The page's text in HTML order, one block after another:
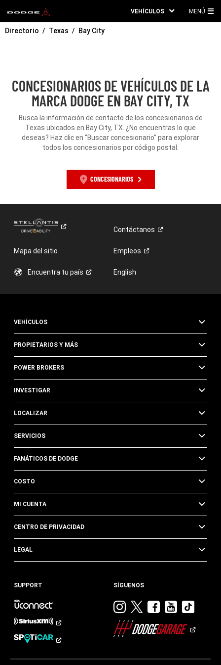
VEHÍCULOS MENÚ
Directorio Texas Bay City
CONCESIONARIOS DE VEHÍCULOS DE LA
MARCA DODGE EN BAY CITY, TX
Busca la información de contacto de los concesionarios de
Texas ubicados en Bay City, TX. ¿No encuentras lo que
deseas? Haz clic en "Buscar concesionario" para explorar
todos los concesionarios por código postal.
CONCESIONARIOS
Contáctanos
Mapa del sitio Empleos
Encuentra tu país English
VEHÍCULOS
PROPIETARIOS Y MÁS
POWER BROKERS
INVESTIGAR
LOCALIZAR
SERVICIOS
FANÁTICOS DE DODGE
COSTO
MI CUENTA
CENTRO DE PRIVACIDAD
LEGAL
SUPPORT SÍGUENOS
Visitar
Dodge
en
Visitar
en
Visitar
en
Visitar
en en